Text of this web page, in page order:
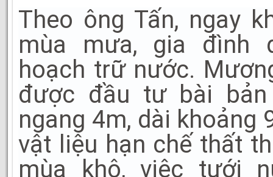
Theo ông Tấn, ngay
mùa mưa, gia đình
hoạch trữ nước.
được đầu tư bài
ngang 4m, dài khoảng
vật liệu hạn chế thất
mùa khô, việc tưới